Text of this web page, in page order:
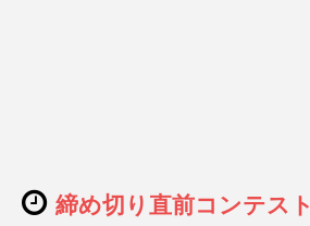
締め切り直前コンテスト